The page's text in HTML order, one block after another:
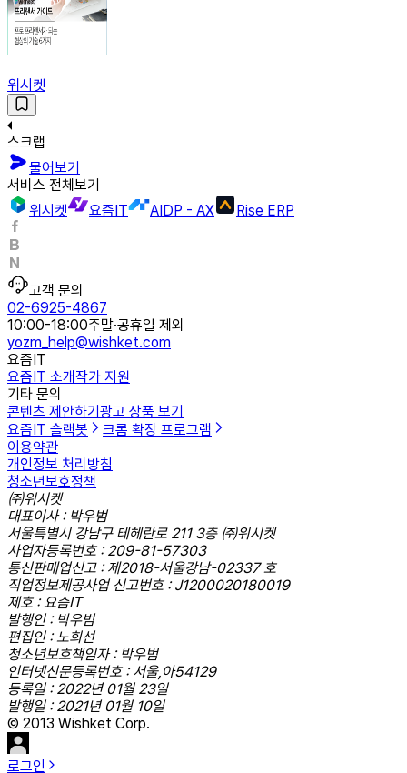
위시켓
스크랩
물어보기
서비스 전체보기
위시켓
요즘IT AIDP - AX Rise ERP
고객 문의
02-6925-4867
10:00-18:00주말·공휴일 제외
yozm_help@wishket.com
요즘IT
요즘IT 소개작가 지원
기타 문의
콘텐츠 제안하기 광고 상품 보기
요즘IT 슬랙봇
크롬 확장 프로그램
이용약관
개인정보 처리방침
청소년보호정책
㈜위시켓
대표이사 : 박우범
서울특별시 강남구 테헤란로 211 3층 ㈜위시켓
사업자등록번호 : 209-81-57303
통신판매업신고 : 제2018-서울강남-02337 호
직업정보제공사업 신고번호 : J1200020180019
제호 : 요즘IT
발행인 : 박우범
편집인 : 노희선
청소년보호책임자 : 박우범
인터넷신문등록번호 : 서울,아54129
등록일 : 2022년 01월 23일
발행일 : 2021년 01월 10일
© 2013 Wishket Corp.
로그인